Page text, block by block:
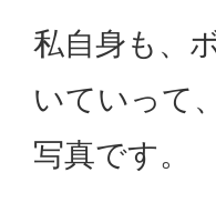
私自身も、
いていって
写真です。